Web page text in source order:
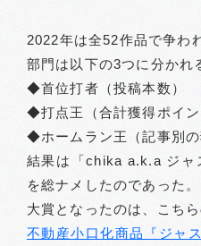
2022年は全52作品で争わ
部門は以下の3つに分かれ
◆首位打者（投稿本数）
◆打点王（合計獲得ポイン
◆ホームラン王（記事別の
結果は「chika a.k.a ジャ
を総ナメしたのであった。
大賞となったのは、こち
不動産小口化商品『ジャ